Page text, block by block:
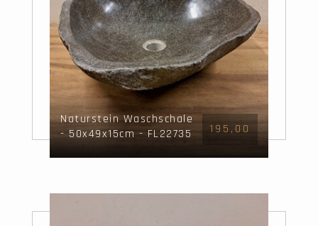
Naturstein Waschschale
- 50x49x15cm - FL22735
195,00